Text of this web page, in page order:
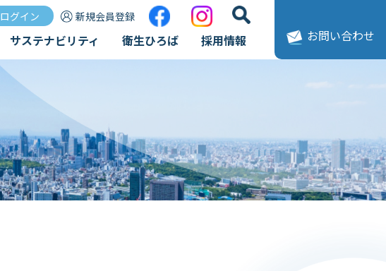
ログイン 新規会員登録
サステナビリティ 衛生ひろば 採用情報 お問い合わせ